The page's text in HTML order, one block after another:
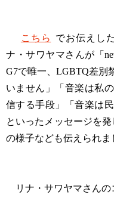
こちら
でお伝えし
ナ・サワヤマさんが「
G7で唯一、LGBTQ差別
いません」「音楽は私
信する手段」「音楽は
といったメッセージを
の様子なども伝えられま
リナ・サワヤマさんの